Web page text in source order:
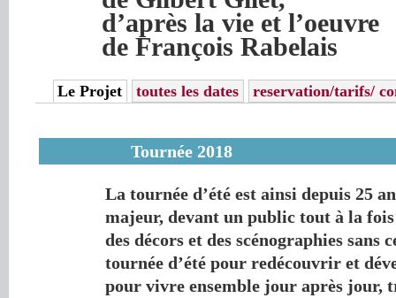
d’après la vie et l’oeuvre
de François Rabelais
Le Projet toutes les dates reservation/tarifs/
Tournée 2018
Les trois dernières tournées d’été
rassemblé chacune entre 5000 et
une moyenne de près de 200
La tournée d’été est ainsi depuis 25
majeur, devant un public tout à la
des décors et des scénographies sans
tournée d’été pour redécouvrir et
pour vivre ensemble jour après jour,